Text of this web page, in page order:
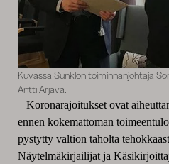
Kuvassa Sunklon toiminnanjohtaja
Antti Arjava.
– Koronarajoitukset ovat
ennen kokemattoman
pystytty valtion taholta
Näytelmäkirjailijat ja